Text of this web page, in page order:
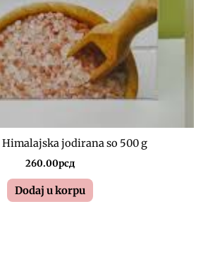
jodirana so 500 g
260.00рсд
Dodaj u korpu